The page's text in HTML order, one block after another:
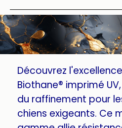
Découvrez
Biothane® imprimé
du raffinement pour
chiens exigeants. Ce